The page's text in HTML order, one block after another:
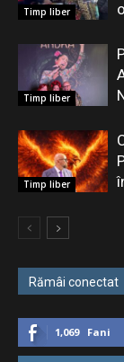
Timp liber
Timp liber
Timp liber
Rămâi conectat
1,069 Fani